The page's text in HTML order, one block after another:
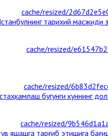
тарихий масжиди
бугунги куннинг